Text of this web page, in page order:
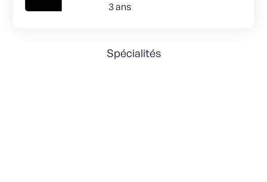
3 ans
Spécialités